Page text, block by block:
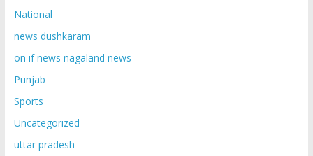
National
news dushkaram
on if news nagaland news
Punjab
Sports
Uncategorized
uttar pradesh